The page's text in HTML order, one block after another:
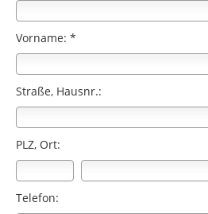
Vorname: *
Straße, Hausnr.:
PLZ, Ort:
Telefon: